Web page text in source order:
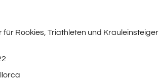
Rookies, Triathleten und Krauleinsteiger